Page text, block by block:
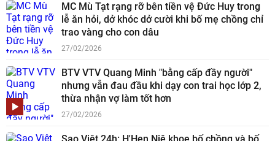
MC Mù Tạt rạng rỡ bên tiền vệ Đức Huy trong
lễ ăn hỏi, dở khóc dở cười khi bố mẹ chồng chỉ
trao vàng cho con dâu
27/02/2026
BTV VTV Quang Minh "bằng cấp đầy người"
nhưng vẫn đau đầu khi dạy con trai học lớp 2,
thừa nhận vợ làm tốt hơn
27/02/2026